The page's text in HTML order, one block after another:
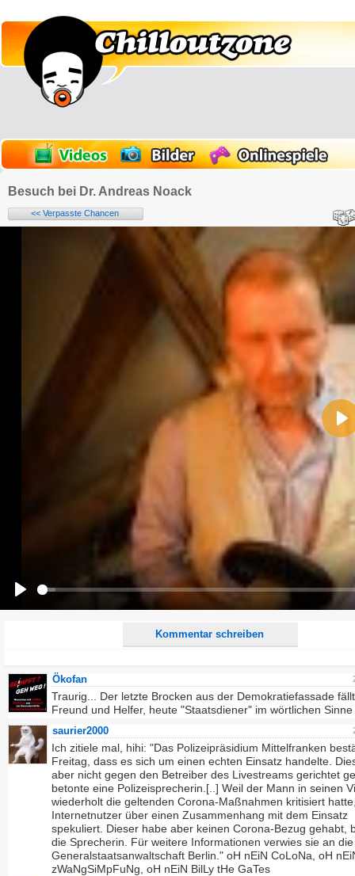
Besuch bei Dr. Andreas Noack
<< Verpasste Chancen
Kommentar schreiben
Alle HTML-Tags außer <br>, <strike> und <i> werden aus Deinem Kommentar entfernt.
URLs werden automatisch umgewandelt. Bitte verwende "www." oder "http://" in URLs
Ich möchte eine E-Mail, wenn zu meinem Kommentar Antworten erscheinen.
Ich möchte eine E-Mail, wenn auf dieser Seite weitere Kommentare erscheinen.
Ökofan
Traurig... Der letzte Brocken aus der Demokratiefassade
Freund und Helfer, heute "Staatsdiener" im wörtlichen Sinne
saurier2000
Ich zitiele mal, hihi: "Das Polizeipräsidium Mittelfranken
Freitag, dass es sich um einen echten Einsatz handelte.
aber nicht gegen den Betreiber des Livestreams gerichtet
betonte eine Polizeisprecherin.[..] Weil der Mann in seinen
wiederholt die geltenden Corona-Maßnahmen kritisiert
Internetnutzer über einen Zusammenhang mit dem Einsatz
spekuliert. Dieser habe aber keinen Corona-Bezug gehabt,
die Sprecherin. Für weitere Informationen verwies sie an die
Generalstaatsanwaltschaft Berlin." oH nEiN CoLoNa, oH
zWaNgSiMpFuNg, oH nEiN BilLy tHe GaTes